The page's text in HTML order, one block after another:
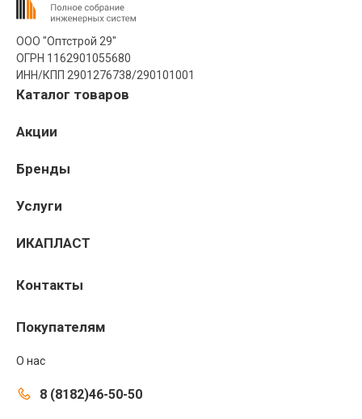
ООО "Оптстрой 29"
ОГРН 1162901055680
ИНН/КПП 2901276738/290101001
Каталог товаров
Акции
Бренды
Услуги
ИКАПЛАСТ
Контакты
Покупателям
О нас
8 (8182)46-50-50